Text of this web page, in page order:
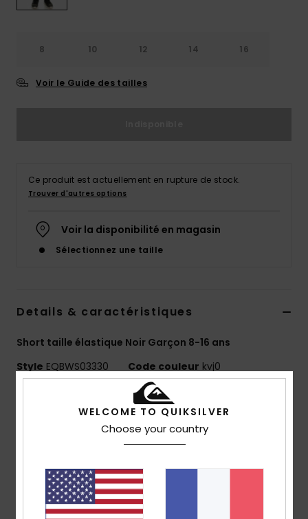
la FAQ
8 10 12 14 16
Voir le Guide des tailles
Ce produit est actuellement en rupture de stock.
Trouver d'autres options
Voir la disponibilité en magasin
Sélectionnez une taille
Details & caractéristiques
Short taille élastique Noir Garçon 8-16 ans
Style EQBWS03330 Code couleur kvj0
mélange de coton et élasthanne
délavage acid wash à la javel pour un
Coupe :coupe regular, classique et confortable
Longueur :15"
taille :taille élastique
WELCOME TO QUIKSILVER
Choose your country